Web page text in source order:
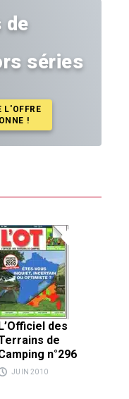
de
séries
L'OFFRE
!
L’Officiel des
de
n°296
JUIN 2010